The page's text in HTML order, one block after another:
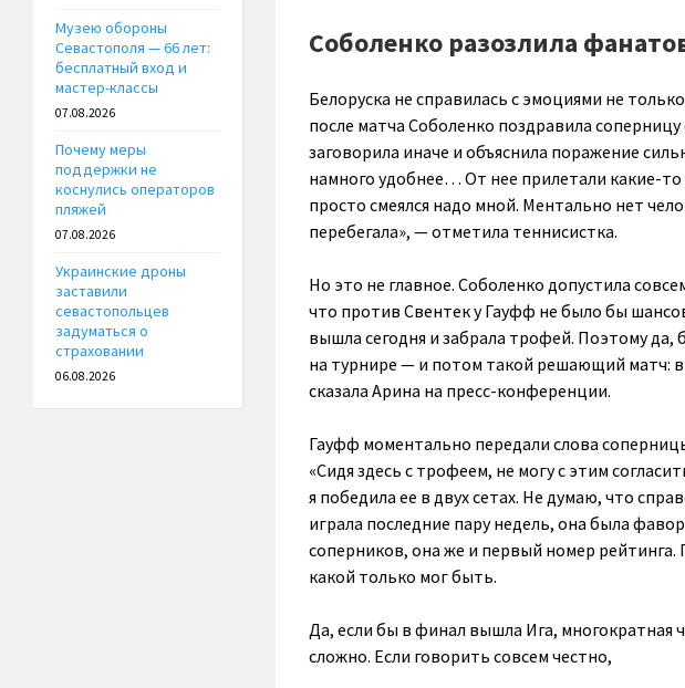
Соболенко разозлила
Белоруска не справилась с эмоциями не
после матча Соболенко поздравила
заговорила иначе и объяснила поражение
намного удобнее… От нее прилетали какие-
просто смеялся надо мной. Ментально нет
перебегала», — отметила теннисистка.
Но это не главное. Соболенко допустила
что против Свентек у Гауфф не было бы
вышла сегодня и забрала трофей. Поэтому
на турнире — и потом такой решающий матч:
сказала Арина на пресс-конференции.
Гауфф моментально передали слова
«Сидя здесь с трофеем, не могу с этим
я победила ее в двух сетах. Не думаю, что
играла последние пару недель, она была
соперников, она же и первый номер
какой только мог быть.
Да, если бы в финал вышла Ига, многократная
сложно. Если говорить совсем честно,
Музею обороны
Севастополя — 66 лет:
бесплатный вход и
мастер-классы
07.08.2026
Почему меры
поддержки не
коснулись операторов
пляжей
07.08.2026
Украинские дроны
заставили
севастопольцев
задуматься о
страховании
06.08.2026